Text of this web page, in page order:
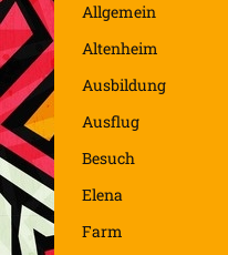
Allgemein
Altenheim
Ausbildung
Ausflug
Besuch
Elena
Farm